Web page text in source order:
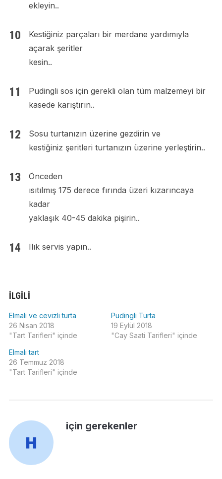
ekleyin..
Kestiğiniz parçaları bir merdane yardımıyla
açarak şeritler
kesin..
Pudingli sos için gerekli olan tüm malzemeyi bir
kasede karıştırın..
Sosu turtanızın üzerine gezdirin ve
kestiğiniz şeritleri turtanızın üzerine yerleştirin..
Önceden
ısıtılmış 175 derece fırında üzeri kızarıncaya
kadar
yaklaşık 40-45 dakika pişirin..
Ilık servis yapın..
İLGILI
Elmalı ve cevizli turta
26 Nisan 2018
"Tart Tarifleri" içinde
Pudingli Turta
19 Eylül 2018
"Cay Saati Tarifleri" içinde
Elmalı tart
26 Temmuz 2018
"Tart Tarifleri" içinde
için gerekenler